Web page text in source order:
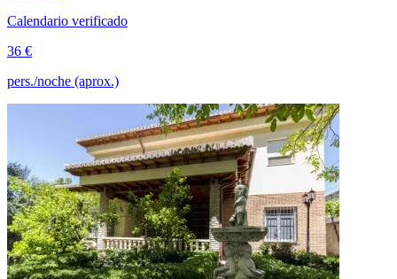
Calendario verificado
36 €
pers./noche (aprox.)